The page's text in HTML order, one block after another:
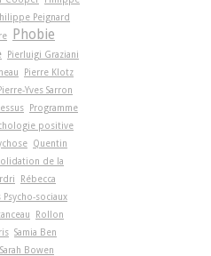
Peignard
Phobie
Pierluigi Graziani
Pierre Klotz
Yves Sarron
Programme
positive
Quentin
de la
Rébecca
Psycho-sociaux
Rollon
Samia Ben
Sarah Bowen